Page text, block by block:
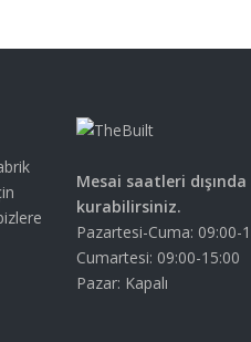
Mesai saatleri
kurabilirsiniz.
Pazartesi-Cuma: 09:00-
Cumartesi: 09:00-15:00
Pazar: Kapalı